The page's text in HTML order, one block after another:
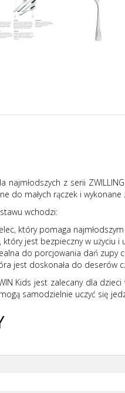
najmłodszych z serii
do małych rączek i
wchodzi:
który pomaga
który jest bezpieczny w użyciu
do porcjowania dań zupy
jest doskonała do deserów
Kids jest zalecany dla
samodzielnie uczyć się